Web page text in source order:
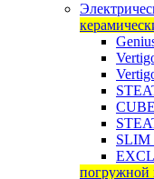
SLIM
погружной